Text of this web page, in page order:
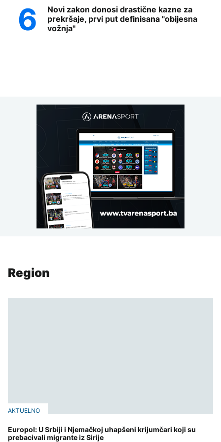
Novi zakon donosi drastične kazne za
prekršaje, prvi put definisana "obijesna
vožnja"
Region
AKTUELNO
Europol: U Srbiji i Njemačkoj uhapšeni krijumčari koji su
prebacivali migrante iz Sirije